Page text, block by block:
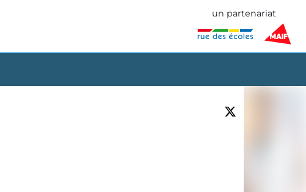
un partenariat